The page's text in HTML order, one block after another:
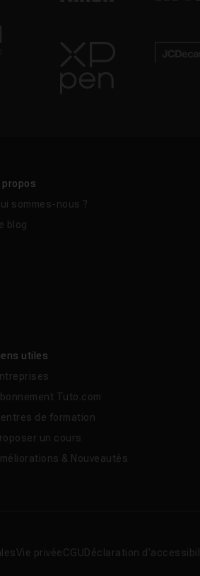
propos
sommes-nous ?
blog
utiles
Tuto.com
de formation
un cours
& Nouveautés
Vie privéeCGU Déclaration